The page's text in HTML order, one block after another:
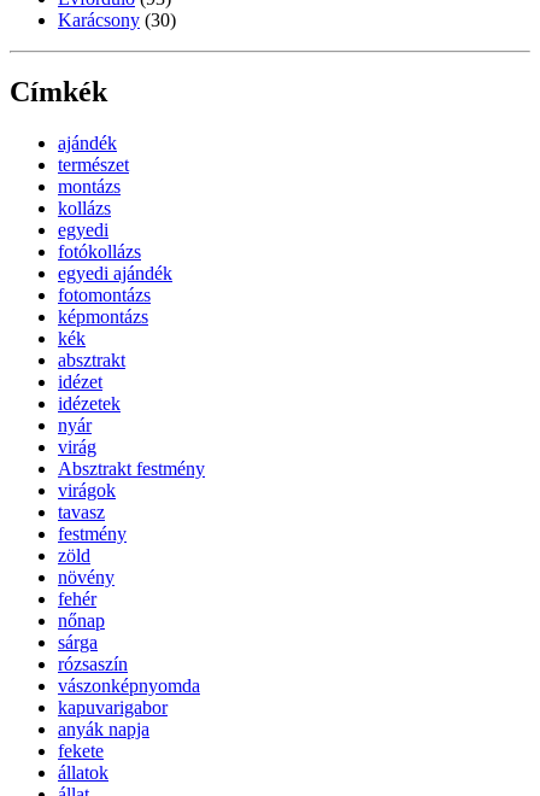
Karácsony (30)
Címkék
ajándék
természet
montázs
kollázs
egyedi
fotókollázs
egyedi ajándék
fotomontázs
képmontázs
kék
absztrakt
idézet
idézetek
nyár
virág
Absztrakt festmény
virágok
tavasz
festmény
zöld
növény
fehér
nőnap
sárga
rózsaszín
vászonképnyomda
kapuvarigabor
anyák napja
fekete
állatok